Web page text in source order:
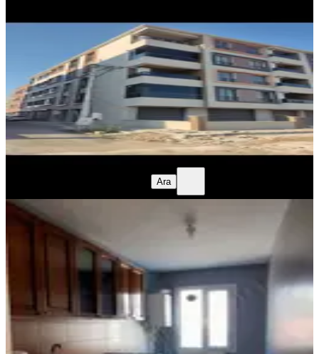
Akhisar, Seyit Ahmet Mahallesi
2+1·100 m²·1. Kat·05.08.2026
18.000 ₺ 20.000 ₺
benim emlakHuseyin Ali Doğan
Ara
Ara
BALKONLU
Akhisar, Paşa Mahallesi
2+1· 80 m²·1. Kat·06.08.2026
17.000 ₺